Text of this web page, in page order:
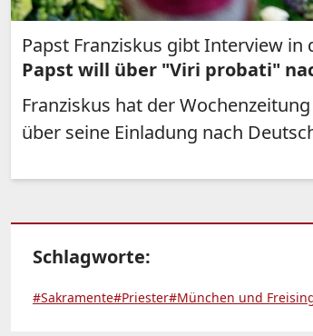
Papst Franziskus gibt Interview in
Papst will über "Viri probati"
Franziskus hat der
über seine Einladung nach
Schlagworte:
#Sakramente#Priester#München und